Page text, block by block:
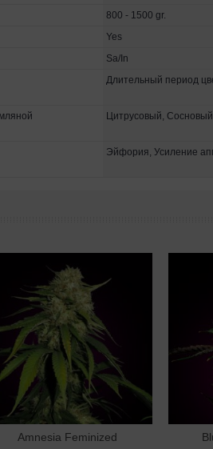
800 - 1500 gr.
Yes
Sa/In
Длительный период
Цитрусовый, Сосновый
Эйфория, Усиление
В корзину
Amnesia Feminized